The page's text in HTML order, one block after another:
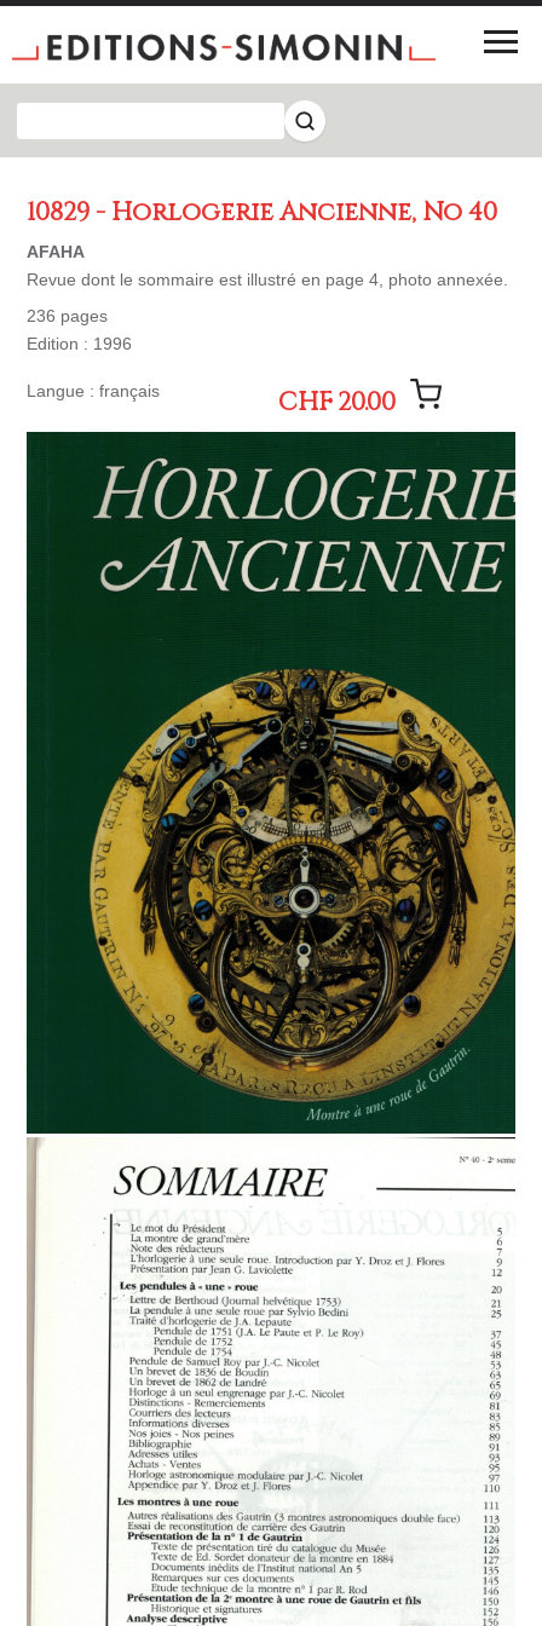
10829 - Horlogerie Ancienne, No 40
AFAHA
Revue dont le sommaire est illustré en page 4, photo annexée.
236 pages
Edition : 1996
Langue : français CHF 20.00